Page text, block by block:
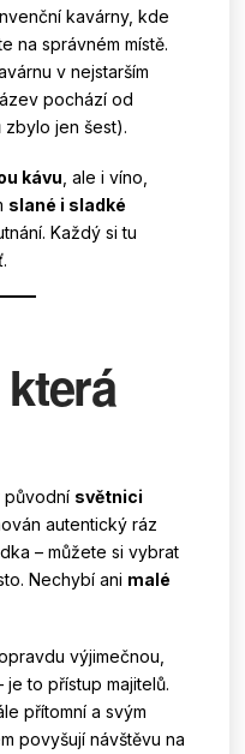
kavárny, kde
na správném místě.
v nejstarším
pochází od
zbylo jen šest).
kávu , ale i víno,
slané i sladké
Každý si tu
původní světnici
autentický ráz
– můžete si vybrat
Nechybí ani malé
výjimečnou,
to přístup majitelů.
přítomní a svým
povyšují návštěvu na